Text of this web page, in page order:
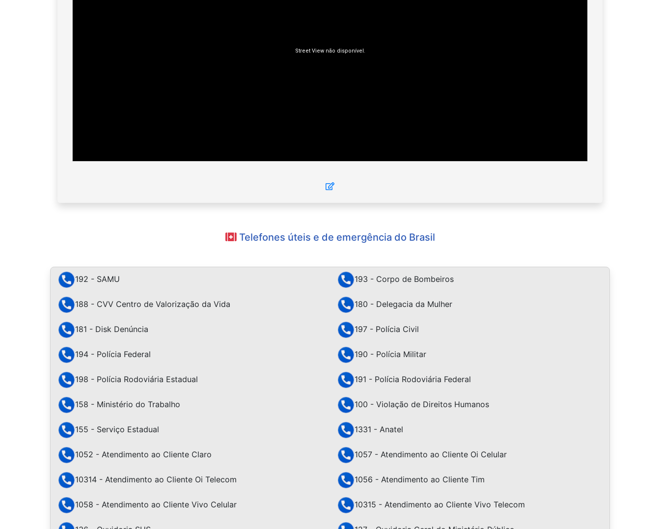
Telefones úteis e de emergência do Brasil
192 - SAMU 193 - Corpo de Bombeiros
188 - CVV Centro de Valorização da Vida 180 - Delegacia da Mulher
181 - Disk Denúncia 197 - Polícia Civil
194 - Polícia Federal 190 - Polícia Militar
198 - Polícia Rodoviária Estadual 191 - Polícia Rodoviária Federal
158 - Ministério do Trabalho 100 - Violação de Direitos Humanos
155 - Serviço Estadual 1331 - Anatel
1052 - Atendimento ao Cliente Claro 1057 - Atendimento ao Cliente Oi Celular
10314 - Atendimento ao Cliente Oi Telecom 1056 - Atendimento ao Cliente Tim
1058 - Atendimento ao Cliente Vivo Celular 10315 - Atendimento ao Cliente Vivo Telecom